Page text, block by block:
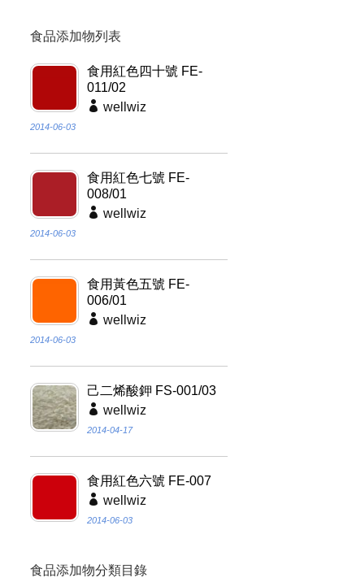
食品添加物列表
食用紅色四十號 FE-
011/02
wellwiz
2014-06-03
食用紅色七號 FE-
008/01
wellwiz
2014-06-03
食用黃色五號 FE-
006/01
wellwiz
2014-06-03
己二烯酸鉀 FS-001/03
wellwiz
2014-04-17
食用紅色六號 FE-007
wellwiz
2014-06-03
食品添加物分類目錄